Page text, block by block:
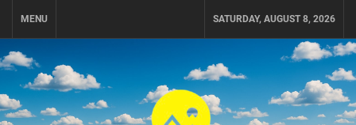
MENU SATURDAY, AUGUST 8, 2026